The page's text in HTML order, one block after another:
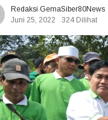
Redaksi GemaSiber80News
Juni 25, 2022
324 Dilihat